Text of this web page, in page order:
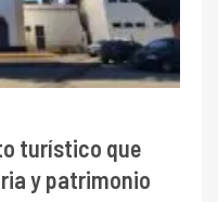
turístico que
y patrimonio